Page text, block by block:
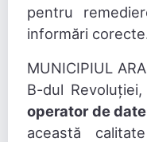
pentru
informări
MUNICIPIUL
B-dul
operator de
această